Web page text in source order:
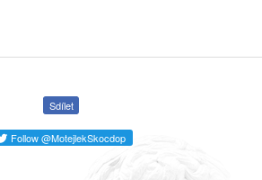
Sdílet
Follow @MotejlekSkocdop